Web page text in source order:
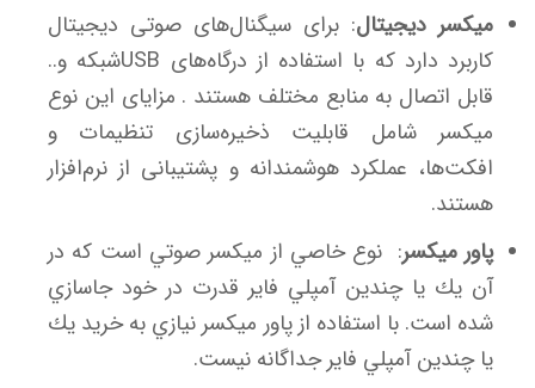
میکسر دیجیتال: برای سیگنال‌های صوتی دیجیتال
کاربرد دارد که با استفاده از درگاه‌های USBشبکه و..
قابل اتصال به منابع مختلف هستند . مزایای این نوع
میکسر شامل قابلیت ذخیره‌سازی تنظیمات و
افکت‌ها، عملکرد هوشمندانه و پشتیبانی از نرم‌افزار
هستند.
پاور میکسر: نوع خاصي از ميكسر صوتي است كه در
آن يك يا چندين آمپلي فاير قدرت در خود جاسازي
شده است. با استفاده از پاور ميكسر نيازي به خريد يك
يا چندين آمپلي فاير جداگانه نيست.